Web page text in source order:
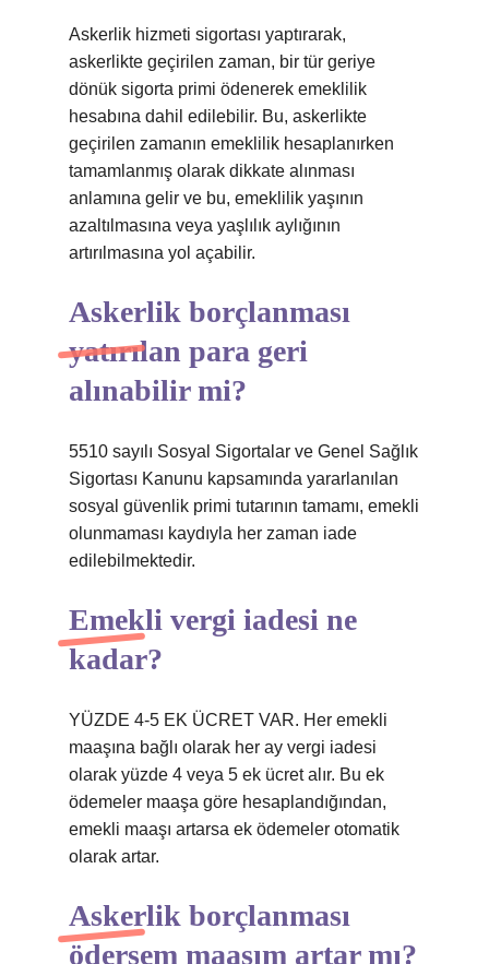
Askerlik hizmeti sigortası yaptırarak,
askerlikte geçirilen zaman, bir tür geriye
dönük sigorta primi ödenerek emeklilik
hesabına dahil edilebilir. Bu, askerlikte
geçirilen zamanın emeklilik hesaplanırken
tamamlanmış olarak dikkate alınması
anlamına gelir ve bu, emeklilik yaşının
azaltılmasına veya yaşlılık aylığının
artırılmasına yol açabilir.
Askerlik borçlanması
yatırılan para geri
alınabilir mi?
5510 sayılı Sosyal Sigortalar ve Genel Sağlık
Sigortası Kanunu kapsamında yararlanılan
sosyal güvenlik primi tutarının tamamı, emekli
olunmaması kaydıyla her zaman iade
edilebilmektedir.
Emekli vergi iadesi ne
kadar?
YÜZDE 4-5 EK ÜCRET VAR. Her emekli
maaşına bağlı olarak her ay vergi iadesi
olarak yüzde 4 veya 5 ek ücret alır. Bu ek
ödemeler maaşa göre hesaplandığından,
emekli maaşı artarsa ​​ek ödemeler otomatik
olarak artar.
Askerlik borçlanması
ödersem maaşım artar mı?